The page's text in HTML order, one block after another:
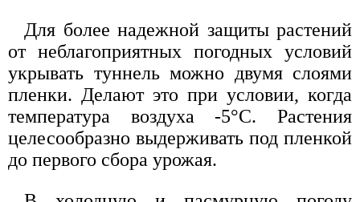
Для более надежной защиты растений
от неблагоприятных погодных условий
укрывать туннель можно двумя слоями
пленки. Делают это при условии, когда
температура воздуха -5°С. Растения
целесообразно выдерживать под пленкой
до первого сбора урожая.